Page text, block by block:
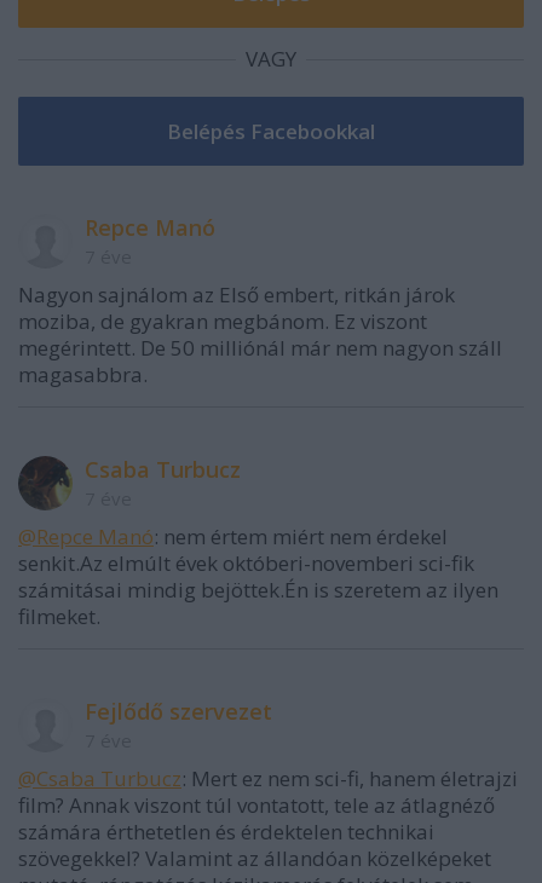
VAGY
Repce Manó
Nagyon sajnálom az Első embert, ritkán járok
moziba, de gyakran megbánom. Ez viszont
megérintett. De 50 milliónál már nem nagyon száll
magasabbra.
Csaba Turbucz
@Repce Manó: nem értem miért nem érdekel
senkit.Az elmúlt évek októberi-novemberi sci-fik
számitásai mindig bejöttek.Én is szeretem az ilyen
filmeket.
Fejlődő szervezet
@Csaba Turbucz: Mert ez nem sci-fi, hanem életrajzi
film? Annak viszont túl vontatott, tele az átlagnéző
számára érthetetlen és érdektelen technikai
szövegekkel? Valamint az állandóan közelképeket